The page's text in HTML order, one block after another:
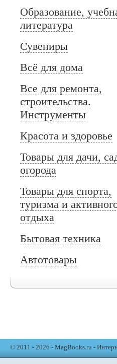
Образование,
литература
Сувениры
Всё для дома
Все для ремонта,
строительства.
Инструменты
Красота и здоровье
Товары для дачи,
огорода
Товары для спорта,
туризма и
отдыха
Бытовая техника
Автотовары
© 2011 - 2026 - MagBooks.ru -